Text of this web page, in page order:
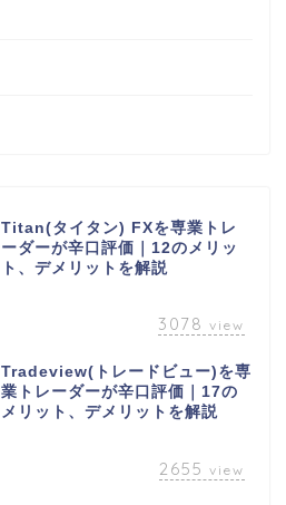
Titan(タイタン) FXを専業トレ
ーダーが辛口評価｜12のメリッ
ト、デメリットを解説
3078 view
Tradeview(トレードビュー)を専
業トレーダーが辛口評価｜17の
メリット、デメリットを解説
2655 view